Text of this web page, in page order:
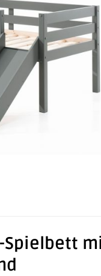
Spielbett